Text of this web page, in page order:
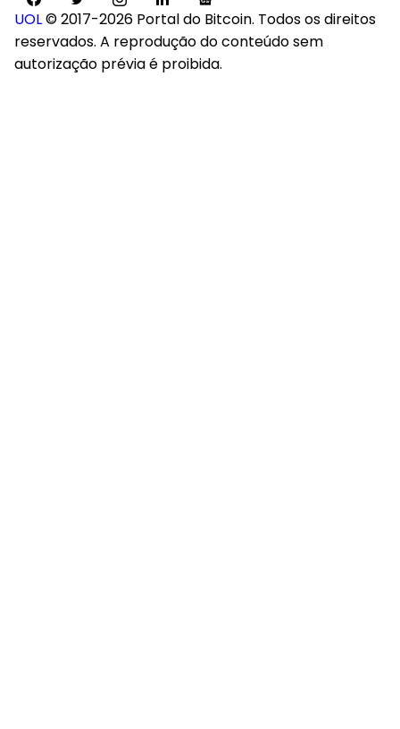
UOL© 2017-2026 Portal do Bitcoin. Todos os direitos
reservados. A reprodução do conteúdo sem
autorização prévia é proibida.